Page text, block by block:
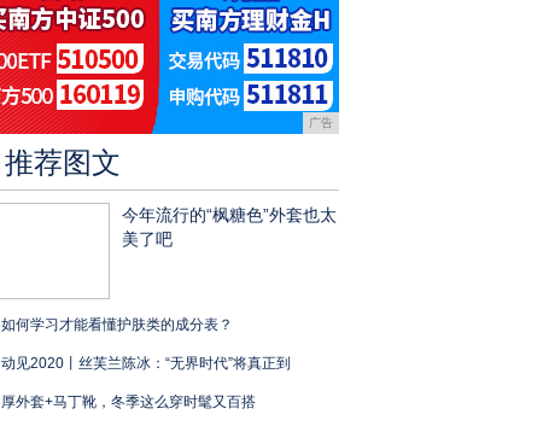
广告
推荐图文
今年流行的“枫糖色”外套也太
美了吧
如何学习才能看懂护肤类的成分表？
动见2020丨丝芙兰陈冰：“无界时代”将真正到
厚外套+马丁靴，冬季这么穿时髦又百搭